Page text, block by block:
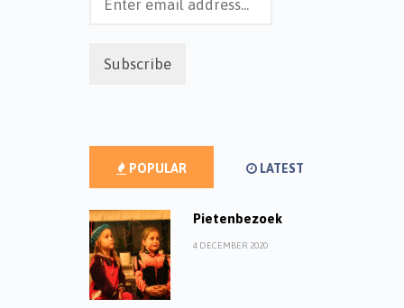
POPULAR LATEST
Pietenbezoek
4 DECEMBER 2020